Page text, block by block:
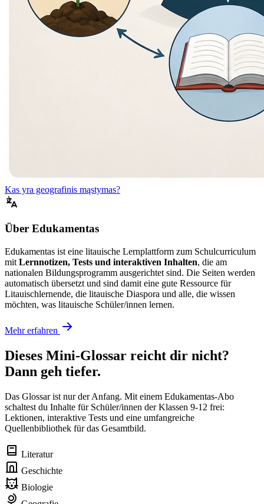
Kas yra geografinis mąstymas?
Über Edukamentas
Edukamentas ist eine litauische Lernplattform zum Schulcurriculum
mit Lernnotizen, Tests und interaktiven Inhalten, die am
nationalen Bildungsprogramm ausgerichtet sind. Die Seiten werden
automatisch übersetzt und sind damit eine gute Ressource für
Litauischlernende, die litauische Diaspora und alle, die wissen
möchten, was litauische Schüler/innen lernen.
Mehr erfahren
Dieses Mini-Glossar reicht dir nicht?
Dann geh tiefer.
Das Glossar ist nur der Anfang. Mit einem Edukamentas-Abo
schaltest du Inhalte für Schüler/innen der Klassen 9-12 frei:
Lektionen, interaktive Tests und eine umfangreiche
Quellenbibliothek für das Gesamtbild.
Literatur
Geschichte
Biologie